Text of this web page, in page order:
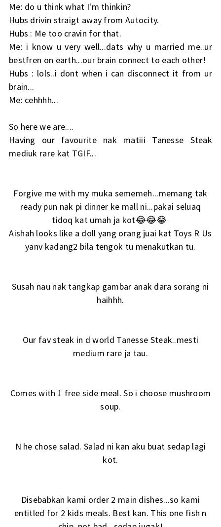
Me: do u think what I'm thinkin?
Hubs drivin straigt away from Autocity.
Hubs : Me too cravin for that.
Me: i know u very well...dats why u married me..ur
bestfren on earth...our brain connect to each other!
Hubs : lols..i dont when i can disconnect it from ur
brain...
Me: cehhhh...
So here we are....
Having our favourite nak matiii Tanesse Steak
mediuk rare kat TGIF...
Forgive me with my muka sememeh...memang tak
ready pun nak pi dinner ke mall ni...pakai seluaq
tidoq kat umah ja kot😂😂😂
Aishah looks like a doll yang orang juai kat Toys R Us
yanv kadang2 bila tengok tu menakutkan tu.
Susah nau nak tangkap gambar anak dara sorang ni
haihhh.
Our fav steak in d world Tanesse Steak..mesti
medium rare ja tau.
Comes with 1 free side meal. So i choose mushroom
soup.
N he chose salad. Salad ni kan aku buat sedap lagi
kot.
Disebabkan kami order 2 main dishes...so kami
entitled for 2 kids meals. Best kan. This one fish n